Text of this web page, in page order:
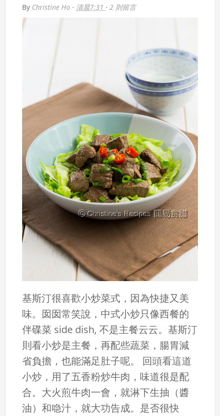
By Christine Ho · 清晨7:31 ·2 則留言
基斯汀很喜歡小炒菜式，因為快捷又美
味。囡囡常笑說，中式小炒只像西餐的
伴碟菜 side dish, 不是主餐云云。基斯汀
則看小炒是主餐，再配些蔬菜，腸胃減
省負擔，也能滿足肚子呢。 回頭看這道
小炒，用了五香粉炒牛肉，味道很是配
合。大火煎牛肉一會，就淋下生抽（醬
油）和喼汁，就大功告成。是否很快